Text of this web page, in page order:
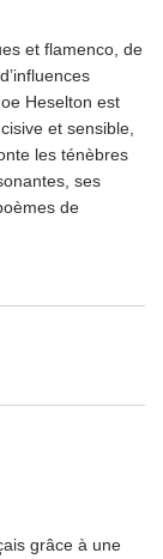
et flamenco, de
Heselton est
et sensible,
les ténèbres
ses
de
grâce à une